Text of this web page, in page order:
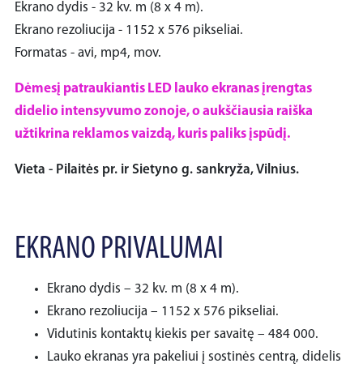
Ekrano dydis - 32 kv. m (8 x 4 m).
Ekrano rezoliucija - 1152 x 576 pikseliai.
Formatas - avi, mp4, mov.
Dėmesį patraukiantis LED lauko ekranas įrengtas
didelio intensyvumo zonoje, o aukščiausia raiška
užtikrina reklamos vaizdą, kuris paliks įspūdį.
Vieta - Pilaitės pr. ir Sietyno g. sankryža, Vilnius.
EKRANO PRIVALUMAI
Ekrano dydis – 32 kv. m (8 x 4 m).
Ekrano rezoliucija – 1152 x 576 pikseliai.
Vidutinis kontaktų kiekis per savaitę – 484 000.
Lauko ekranas yra pakeliui į sostinės centrą, didelis